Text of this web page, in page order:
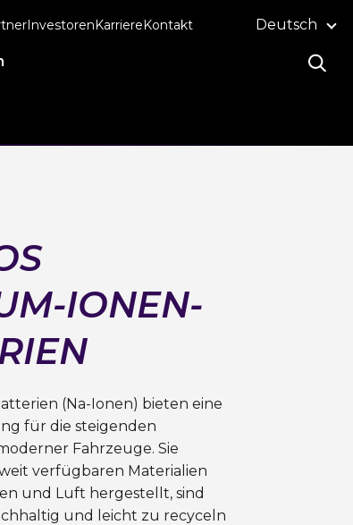
InvestorenKarriereKontakt Deutsch
IONEN-
(Na-Ionen) bieten eine
für die steigenden
Fahrzeuge. Sie
verfügbaren Materialien
und Luft hergestellt, sind
und leicht zu recyceln